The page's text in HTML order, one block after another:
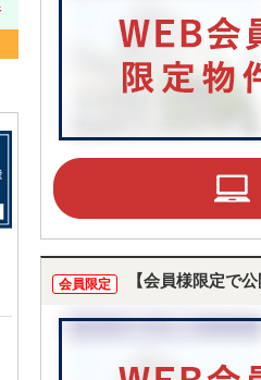
会員限定 【会員様限定で公